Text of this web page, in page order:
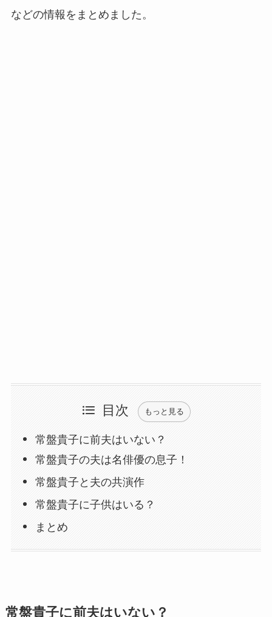
などの情報をまとめました。
目次 もっと見る
常盤貴子に前夫はいない？
常盤貴子の夫は名俳優の息子！
常盤貴子と夫の共演作
常盤貴子に子供はいる？
まとめ
常盤貴子に前夫はいない？